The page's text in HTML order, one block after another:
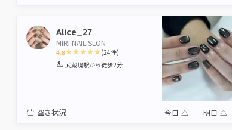
Alice_27
MIRI NAIL SLON
4.8
1 2 3 4 5
(24件)
武蔵境駅から徒歩2分
空き状況 今日 △ 明日 △